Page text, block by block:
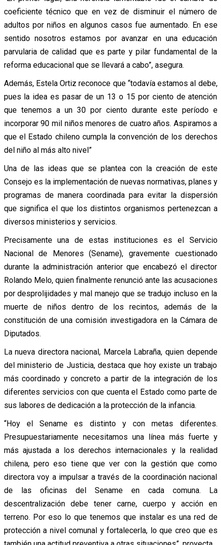
coeficiente técnico que en vez de disminuir el número de
adultos por niños en algunos casos fue aumentado. En ese
sentido nosotros estamos por avanzar en una educación
parvularia de calidad que es parte y pilar fundamental de la
reforma educacional que se llevará a cabo”, asegura.
Además, Estela Ortiz reconoce que “todavía estamos al debe,
pues la idea es pasar de un 13 o 15 por ciento de atención
que tenemos a un 30 por ciento durante este período e
incorporar 90 mil niños menores de cuatro años. Aspiramos a
que el Estado chileno cumpla la convención de los derechos
del niño al más alto nivel”
Una de las ideas que se plantea con la creación de este
Consejo es la implementación de nuevas normativas, planes y
programas de manera coordinada para evitar la dispersión
que significa el que los distintos organismos pertenezcan a
diversos ministerios y servicios.
Precisamente una de estas instituciones es el Servicio
Nacional de Menores (Sename), gravemente cuestionado
durante la administración anterior que encabezó el director
Rolando Melo, quien finalmente renunció ante las acusaciones
por desprolijidades y mal manejo que se tradujo incluso en la
muerte de niños dentro de los recintos, además de la
constitución de una comisión investigadora en la Cámara de
Diputados.
La nueva directora nacional, Marcela Labraña, quien depende
del ministerio de Justicia, destaca que hoy existe un trabajo
más coordinado y concreto a partir de la integración de los
diferentes servicios con que cuenta el Estado como parte de
sus labores de dedicación a la protección de la infancia.
“Hoy el Sename es distinto y con metas diferentes.
Presupuestariamente necesitamos una línea más fuerte y
más ajustada a los derechos internacionales y la realidad
chilena, pero eso tiene que ver con la gestión que como
directora voy a impulsar a través de la coordinación nacional
de las oficinas del Sename en cada comuna. La
descentralización debe tener carne, cuerpo y acción en
terreno. Por eso lo que tenemos que instalar es una red de
protección a nivel comunal y fortalecerla, lo que creo que es